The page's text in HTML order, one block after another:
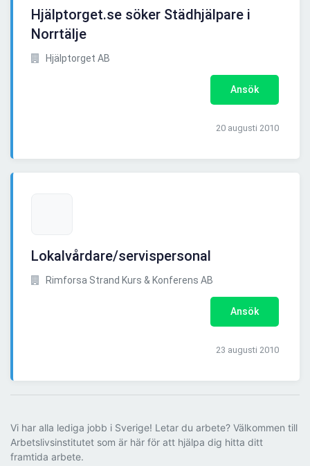
Hjälptorget.se söker Städhjälpare i
Norrtälje
Hjälptorget AB
Ansök
20 augusti 2010
Lokalvårdare/servispersonal
Rimforsa Strand Kurs & Konferens AB
Ansök
23 augusti 2010
Vi har alla lediga jobb i Sverige! Letar du arbete? Välkommen till
Arbetslivsinstitutet som är här för att hjälpa dig hitta ditt
framtida arbete.